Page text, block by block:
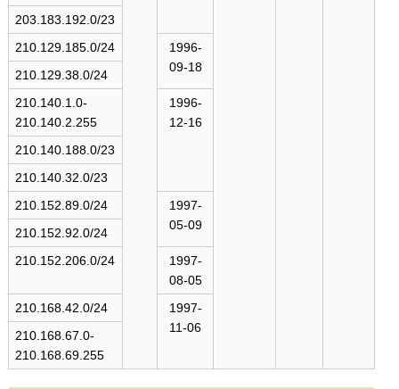
203.183.192.0/23
210.129.185.0/24
1996-
09-18
210.129.38.0/24
210.140.1.0-
210.140.2.255
1996-
12-16
210.140.188.0/23
210.140.32.0/23
210.152.89.0/24
1997-
05-09
210.152.92.0/24
210.152.206.0/24
1997-
08-05
210.168.42.0/24
1997-
11-06
210.168.67.0-
210.168.69.255